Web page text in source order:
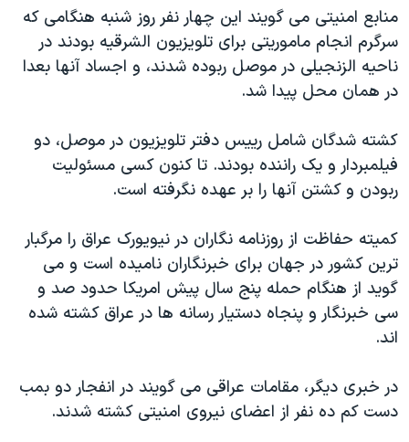
فرهنگ و زندگی
حقوق شهروندی
اقتصادی
اسرائیل در جنگ
گالری عکس
مستندها
انتخابات ریاست جمهوری آمریکا ۲۰۲۴
حمله جمهوری اسلامی به اسرائیل
ورزش زنان در ایران
اعتراضات زن، زندگی، آزادی
تریبونال مردمی آبان ۹۸
دادگاه حمید نوری
چهل سال گروگان‌گیری
اسرائیل در جنگ
دنبال کنید
زبانهای مختلف
منابع امنیتی می گویند اين چهار نفر روز شنبه هنگامی که
سرگرم انجام ماموریتی برای تلویزیون الشرقیه بودند در
ناحیه الزنجیلی در موصل ربوده شدند، و اجساد آنها بعدا
در همان محل پیدا شد.
کشته شدگان شامل رییس دفتر تلویزیون در موصل، دو
فیلمبردار و یک راننده بودند. تا کنون کسی مسئولیت
ربودن و کشتن آنها را بر عهده نگرفته است.
کمیته حفاظت از روزنامه نگاران در نیویورک عراق را مرگبار
ترین کشور در جهان برای خبرنگاران نامیده است و می
گوید از هنگام حمله پنج سال پيش امریکا حدود صد و
سی خبرنگار و پنجاه دستیار رسانه ها در عراق کشته شده
اند.
در خبری دیگر، مقامات عراقی می گویند در انفجار دو بمب
دست کم ده نفر از اعضای نیروی امنیتی کشته شدند.